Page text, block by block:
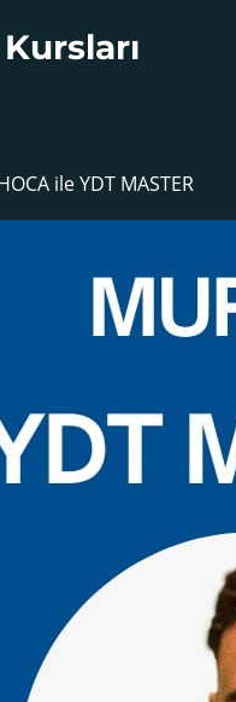
ile YDT MASTER